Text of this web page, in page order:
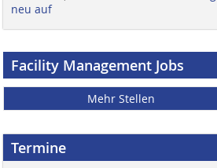
neu auf
Facility Management Jobs
Mehr Stellen
Termine